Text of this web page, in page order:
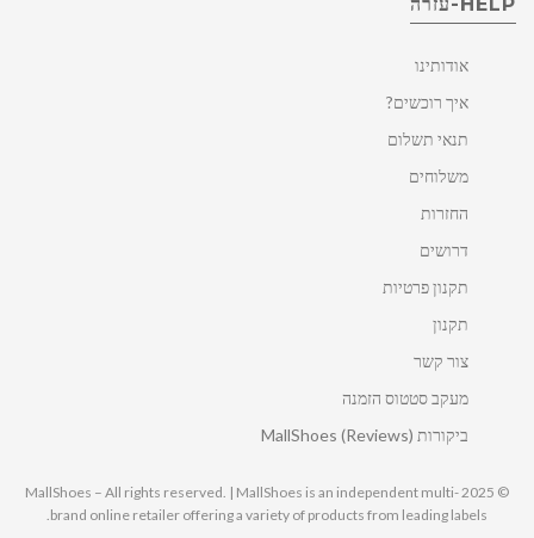
HELP-עזרה
אודותינו
איך רוכשים?
תנאי תשלום
משלוחים
החזרות
דרושים
תקנון פרטיות
תקנון
צור קשר
מעקב סטטוס הזמנה
ביקורות MallShoes (Reviews)
© 2025 MallShoes – All rights reserved. | MallShoes is an independent multi-
brand online retailer offering a variety of products from leading labels.